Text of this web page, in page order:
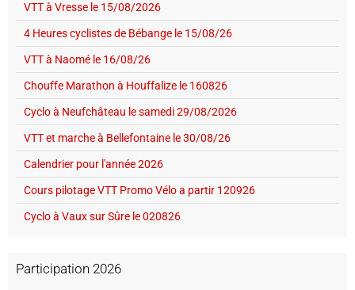
VTT à Vresse le 15/08/2026
4 Heures cyclistes de Bébange le 15/08/26
VTT à Naomé le 16/08/26
Chouffe Marathon à Houffalize le 160826
Cyclo à Neufchâteau le samedi 29/08/2026
VTT et marche à Bellefontaine le 30/08/26
Calendrier pour l'année 2026
Cours pilotage VTT Promo Vélo a partir 120926
Cyclo à Vaux sur Sûre le 020826
Participation 2026